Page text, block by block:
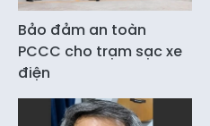
Bảo đảm an toàn
PCCC cho trạm sạc xe
điện